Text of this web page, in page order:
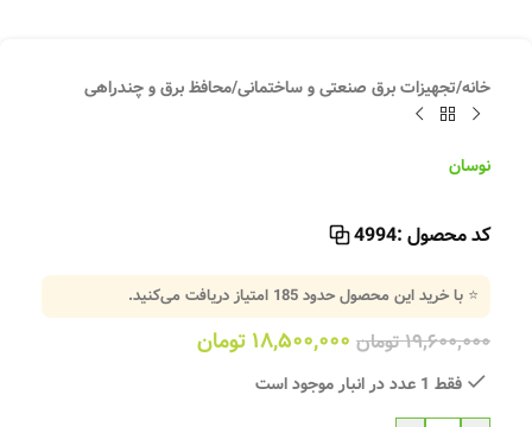
خانه/تجهیزات برق صنعتی و ساختمانی/محافظ برق و چندراهی
نوسان
کد محصول :4994
⭐ با خرید این محصول حدود185 امتیاز دریافت می‌کنید.
۱۹,۶۰۰,۰۰۰تومان ۱۸,۵۰۰,۰۰۰ تومان
فقط 1 عدد در انبار موجود است